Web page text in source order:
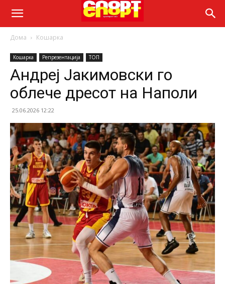
Дома Кошарка
Кошарка Репрезентација ТОП
Андреј Јакимовски го
облече дресот на Наполи
25.06.2026 12:22